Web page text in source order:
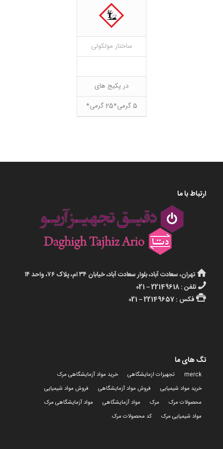
ساختار مولکولی
در پکیج های
5 گرمی*25 گرمی*
ارتباط با ما
تهران، سعادت آباد، بلوار سعادت آباد، خیابان ۳۴ ام، پلاک ۷۶، واحد ۱۴
تلفن : 22149618 – 021
فکس : 22149657 – 021
تگ های ما
merck تجهیزات ازمایشگاهی
خرید مواد آزمایشگاهی مرک
خرید مواد شیمیایی
فروش مواد آزمایشگاهی
فروش مواد شیمیایی
محصولات مرک
مرک مواد آزمایشگاهی
مواد آزمایشگاهی مرک
مواد شیمیایی مرک
کد محصولات مرک